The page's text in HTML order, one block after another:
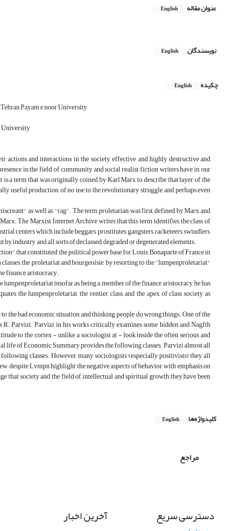
عنوان مقاله English
نویسندگان English
چکیده English
Payam e noor University
University
actions and interactions in the society, effective and highly destructive and
in the field of community and social realist fiction writers have in our
a term that was originally coined by Karl Marx to describe that layer of the
useful production, of no use to the revolutionary struggle, and perhaps even
as well as "rag". The term proletarian was first defined by Marx and
The Marxist Internet Archive writes that this term identifies the class of
centers which include beggars, prostitutes, gangsters, racketeers, swindlers,
industry, and all sorts of declassed, degraded or degenerated elements.
that constituted the political power base for Louis Bonaparte of France in
the proletariat and bourgeoisie, by resorting to the "lumpenproletariat"
finance aristocracy.
insofar as, being a member of the finance aristocracy, he has
the lumpenproletariat, the rentier class, and the apex of class society as
the bad economic situation and thinking, people do wrong things. One of the
Parvizi. Parvizi in his works critically examines some hidden and Nagfth
to the cortex - unlike a sociologist at - look inside the often serious and
life of Economic Summary provides the following classes. Parvizi almost all
classes. However, many sociologists (especially positivists) they all
despite Lvmpn highlight the negative aspects of behavior, with emphasis on
that society and the field of intellectual and spiritual growth they have been
کلیدواژه‌ها English
مراجع
دسترسی سریع آخرین اخبار